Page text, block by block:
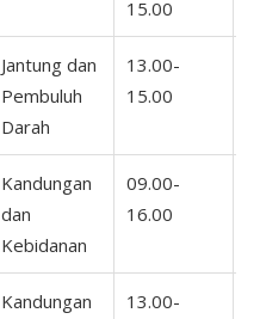
15.00
Jantung dan
Pembuluh
Darah
13.00-
15.00
Kandungan
dan
Kebidanan
09.00-
16.00
Kandungan
13.00-